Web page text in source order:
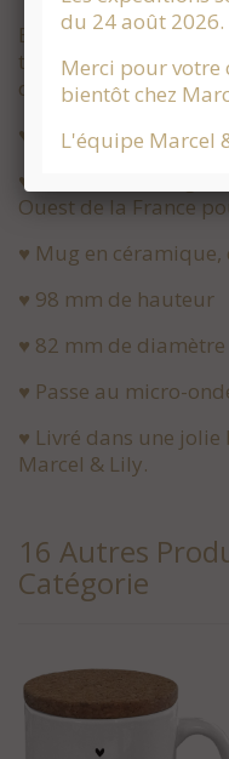
Et nous avons pensé
traces sur votre
de sous tasse !
♥ Contenance : 325 ml
♥ Couvercle en liège
Ouest de la France
♥ Mug en céramique,
♥ 98 mm de hauteur
♥ 82 mm de diamètre
♥ Passe au micro-
♥ Livré dans une
Marcel & Lily.
16 Autres
Catégorie
du 24 août 2026.
Merci pour votre
bientôt chez
L'équipe Marcel